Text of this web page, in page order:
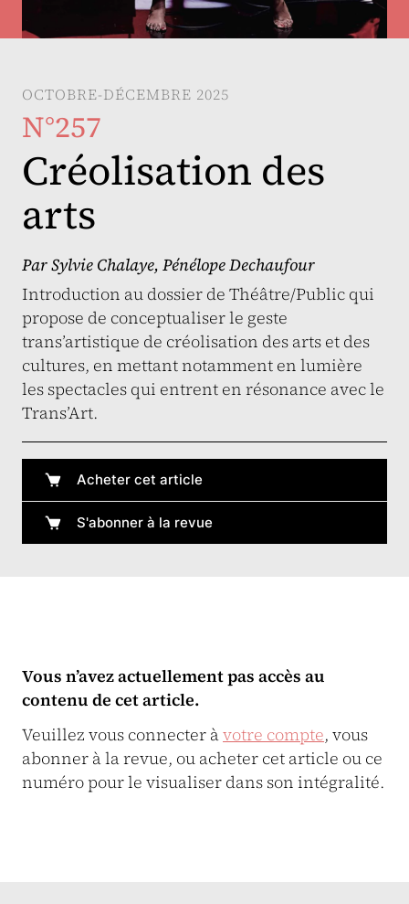
OCTOBRE-DÉCEMBRE 2025
N°257
Créolisation des
arts
ParSylvie Chalaye, Pénélope Dechaufour
Introduction au dossier de Théâtre/Public qui
propose de conceptualiser le geste
trans’artistique de créolisation des arts et des
cultures, en mettant notamment en lumière
les spectacles qui entrent en résonance avec le
Trans’Art.
Acheter cet article
S'abonner à la revue
Vous n’avez actuellement pas accès au
contenu de cet article.
Veuillez vous connecter àvotre compte, vous
abonner à la revue, ou acheter cet article ou ce
numéro pour le visualiser dans son intégralité.